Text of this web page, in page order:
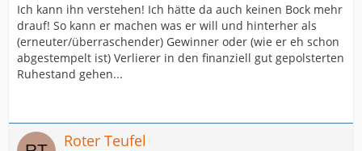
Ich kann ihn verstehen! Ich hätte da auch keinen Bock mehr
drauf! So kann er machen was er will und hinterher als
(erneuter/überraschender) Gewinner oder (wie er eh schon
abgestempelt ist) Verlierer in den finanziell gut gepolsterten
Ruhestand gehen...
Roter Teufel